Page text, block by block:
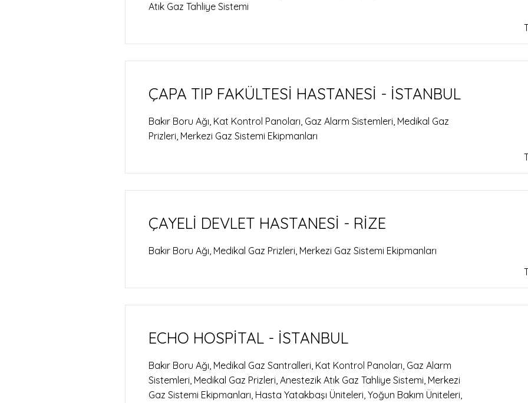
Atık Gaz Tahliye Sistemi
ÇAPA TIP FAKÜLTESİ HASTANESİ - İSTANBUL
Bakır Boru Ağı, Kat Kontrol Panoları, Gaz Alarm Sistemleri, Medikal Gaz
Prizleri, Merkezi Gaz Sistemi Ekipmanları
ÇAYELİ DEVLET HASTANESİ - RİZE
Bakır Boru Ağı, Medikal Gaz Prizleri, Merkezi Gaz Sistemi Ekipmanları
ECHO HOSPİTAL - İSTANBUL
Bakır Boru Ağı, Medikal Gaz Santralleri, Kat Kontrol Panoları, Gaz Alarm
Sistemleri, Medikal Gaz Prizleri, Anestezik Atık Gaz Tahliye Sistemi, Merkezi
Gaz Sistemi Ekipmanları, Hasta Yatakbaşı Üniteleri, Yoğun Bakım Üniteleri,